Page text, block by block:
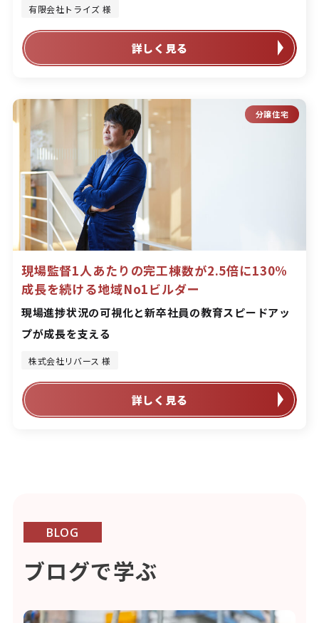
有限会社トライズ 様
詳しく見る
現場監督1人あたりの完工棟数が2.5倍に130%
成長を続ける地域No1ビルダー
現場進捗状況の可視化と新卒社員の教育スピードアッ
プが成長を支える
株式会社リバース 様
詳しく見る
分譲住宅
BLOG
ブログで学ぶ